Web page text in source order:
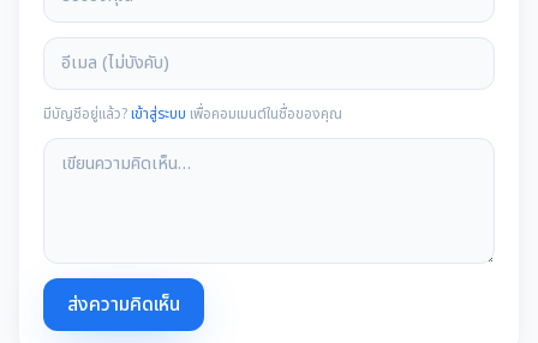
มีบัญชีอยู่แล้ว?เข้าสู่ระบบ เพื่อคอมเมนต์ในชื่อของคุณ
ส่งความคิดเห็น